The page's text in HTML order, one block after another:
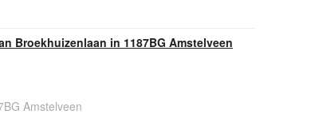
Broekhuizenlaan in 1187BG Amstelveen
Amstelveen